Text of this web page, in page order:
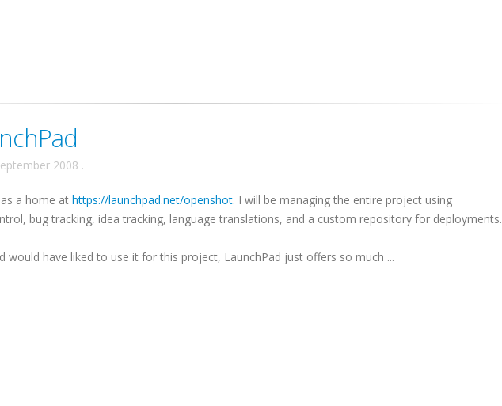
2008 .
a home at https://launchpad.net/openshot. I will be managing the entire project using
bug tracking, idea tracking, language translations, and a custom repository for deployments.
would have liked to use it for this project, LaunchPad just offers so much ...